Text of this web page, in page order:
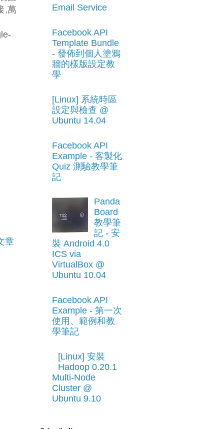
,萬
章
Email Service
Facebook API
Template Bundle
- 發佈到個人塗鴉
牆的樣版設定教
學
[Linux] 系統時區
設定與檢查 @
Ubuntu 14.04
Facebook API
Example - 客製化
Quiz 測驗教學筆
記
Panda
Board
教學筆
記 - 安
裝 Android 4.0
ICS via
VirtualBox @
Ubuntu 10.04
Facebook API
Example - 第一次
使用、範例和教
學筆記
[Linux] 安裝
Hadoop 0.20.1
Multi-Node
Cluster @
Ubuntu 9.10